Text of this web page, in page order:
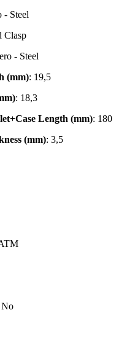
- Steel
Clasp
- Steel
(mm): 19,5
: 18,3
Length (mm): 180
(mm): 3,5
No